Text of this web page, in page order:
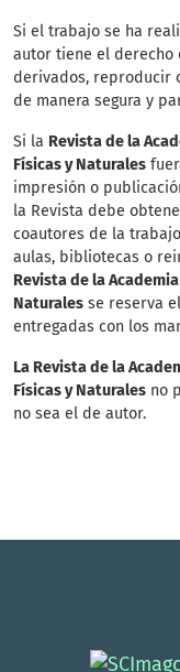
Si el trabajo se ha
autor tiene el derecho
derivados, reproducir
de manera segura y
Si la Revista de la
Físicas y Naturales
impresión o
la Revista debe
coautores de la
aulas, bibliotecas o
Revista de la
Naturales se reserva
entregadas con los
La Revista de la
Físicas y Naturales no
no sea el de autor.